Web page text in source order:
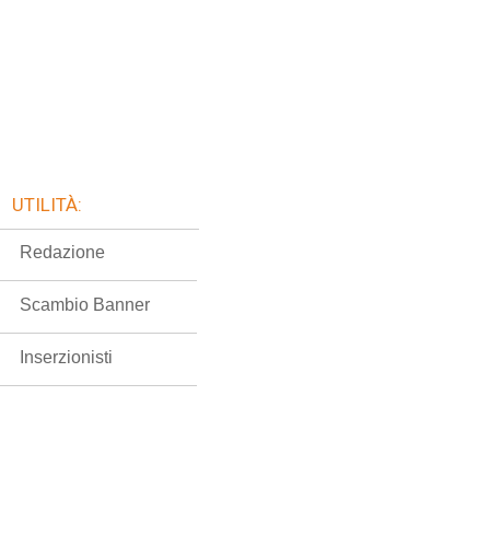
UTILITÀ:
Redazione
Scambio Banner
Inserzionisti